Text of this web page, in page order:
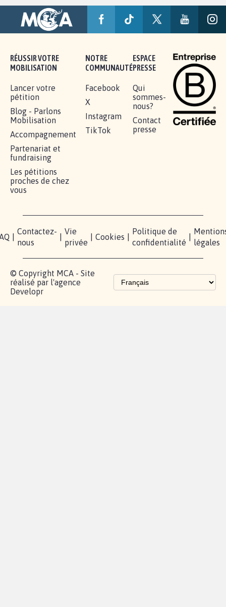
RÉUSSIR VOTRE
MOBILISATION
Lancer votre
pétition
Blog - Parlons
Mobilisation
Accompagnement
Partenariat et
fundraising
Les pétitions
proches de chez
vous
NOTRE
COMMUNAUTÉ
Facebook
X
Instagram
TikTok
ESPACE
PRESSE
Qui
sommes-
nous?
Contact
presse
Contactez-
nous
Vie
privée
Cookies
Politique de
confidentialité
légales
© Copyright MCA - Site
réalisé par l'agence
Developr